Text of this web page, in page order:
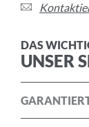
DAS
UNSER